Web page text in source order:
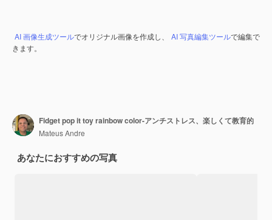
AI 画像生成ツールでオリジナル画像を作成し、 AI 写真編集ツールで編集で
きます。
Fidget pop it toy rainbow color-アンチストレス、楽しくて教育的
Mateus Andre
あなたにおすすめの写真